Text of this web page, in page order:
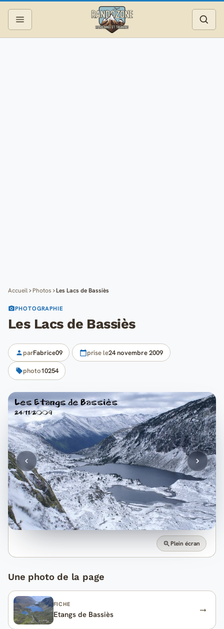
Accueil Photos Les Lacs de Bassiès
PHOTOGRAPHIE
Les Lacs de Bassiès
parFabrice09 prise le24 novembre 2009
photo10254
Plein écran
Une photo de la page
FICHE
Etangs de Bassiès